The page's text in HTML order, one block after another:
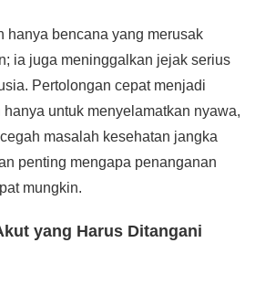
er
k
hanya bencana yang merusak
ia juga meninggalkan jejak serius
Pertolongan cepat menjadi
untuk menyelamatkan nyawa,
masalah kesehatan jangka
penting mengapa penanganan
mungkin.
yang Harus Ditangani